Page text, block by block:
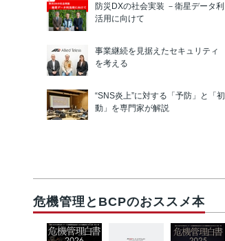
防災DXの社会実装 －衛星データ利
活用に向けて
事業継続を見据えたセキュリティ
を考える
“SNS炎上”に対する「予防」と「初
動」を専門家が解説
危機管理とBCPのおススメ本